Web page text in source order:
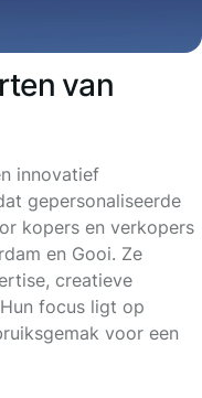
van
innovatief
gepersonaliseerde
kopers en verkopers
en Gooi. Ze
creatieve
focus ligt op
voor een